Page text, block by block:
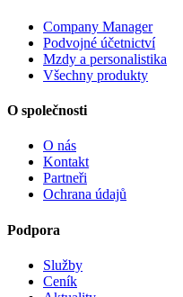
Company Manager
Podvojné účetnictví
Mzdy a personalistika
Všechny produkty
O společnosti
O nás
Kontakt
Partneři
Ochrana údajů
Podpora
Služby
Ceník